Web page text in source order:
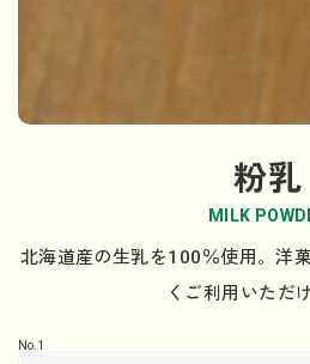
粉乳
MILK
北海道産の生乳を100％使用。洋
くご利用いただ
No. 1